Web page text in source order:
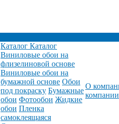
Каталог Каталог
Виниловые обои на
флизелиновой основе
Виниловые обои на
бумажной основе Обои
под покраску Бумажные
обои Фотообои Жидкие
обои Пленка
самоклеящаяся
О
компании